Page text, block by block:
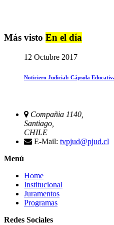
Más visto En el día
12 Octubre 2017
Noticiero Judicial: Cápsula
Compañia 1140,
Santiago,
CHILE
E-Mail: tvpjud@pjud.cl
Menú
Home
Institucional
Juramentos
Programas
Redes Sociales